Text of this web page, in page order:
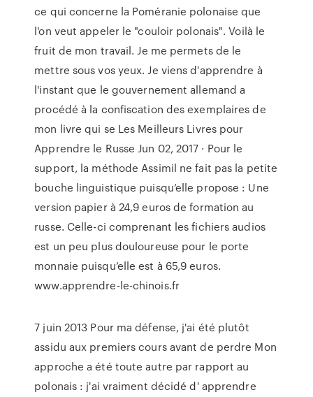
ce qui concerne la Poméranie polonaise que
l'on veut appeler le "couloir polonais". Voilà le
fruit de mon travail. Je me permets de le
mettre sous vos yeux. Je viens d'apprendre à
l'instant que le gouvernement allemand a
procédé à la confiscation des exemplaires de
mon livre qui se Les Meilleurs Livres pour
Apprendre le Russe Jun 02, 2017 · Pour le
support, la méthode Assimil ne fait pas la petite
bouche linguistique puisqu’elle propose : Une
version papier à 24,9 euros de formation au
russe. Celle-ci comprenant les fichiers audios
est un peu plus douloureuse pour le porte
monnaie puisqu’elle est à 65,9 euros.
www.apprendre-le-chinois.fr
7 juin 2013 Pour ma défense, j'ai été plutôt
assidu aux premiers cours avant de perdre Mon
approche a été toute autre par rapport au
polonais : j'ai vraiment décidé d' apprendre